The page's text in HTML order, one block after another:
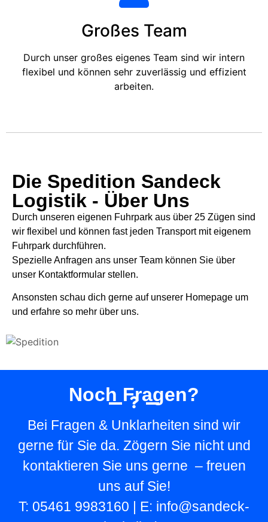
Großes Team
Durch unser großes eigenes Team sind wir intern
flexibel und können sehr zuverlässig und effizient
arbeiten.
Die Spedition Sandeck
Logistik - Über Uns
Durch unseren eigenen Fuhrpark aus über 25 Zügen sind
wir flexibel und können fast jeden Transport mit eigenem
Fuhrpark durchführen.
Spezielle Anfragen ans unser Team können Sie über
unser Kontaktformular stellen.
Ansonsten schau dich gerne auf unserer Homepage um
und erfahre so mehr über uns.
Noch Fragen?
Bei Fragen & Unklarheiten sind wir
gerne für Sie da. Zögern Sie nicht und
kontaktieren Sie uns gerne – freuen
uns auf Sie!
T: 05461 9983160 | E: info@sandeck-